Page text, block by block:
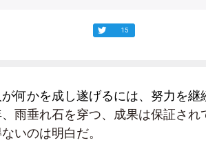
15
が何かを成し遂げるには、努力を継
雨垂れ石を穿つ、成果は保証さ
ないのは明白だ。